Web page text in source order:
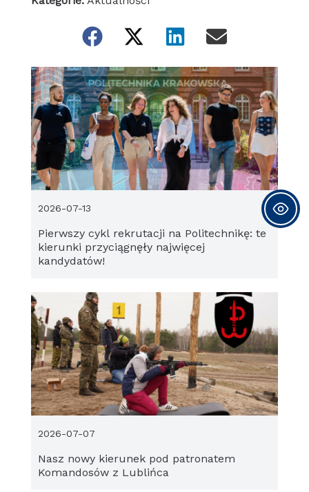
Pierwszy cykl rekrutacji na Politechnikę: te
kierunki przyciągnęły najwięcej
kandydatów!
2026-07-13
Nasz nowy kierunek pod patronatem
Komandosów z Lublińca
2026-07-07